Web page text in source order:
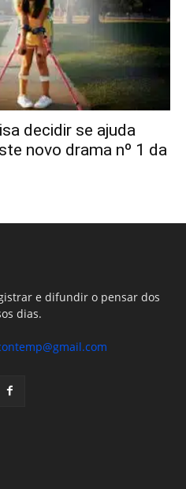
decidir se ajuda
novo drama nº 1 da
e difundir o pensar dos
dias.